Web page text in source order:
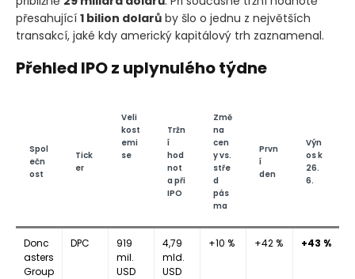
přesahující 1 bilion dolarů by šlo o jednu z největších
transakcí, jaké kdy americký kapitálový trh zaznamenal.
Přehled IPO z uplynulého týdne
Spol
ečn
ost
Tick
er
Veli
kost
emi
se
Tržn
í
hod
not
a při
IPO
Změ
na
cen
y vs.
stře
d
pás
ma
Prvn
í
den
Výn
os k
26.
6.
Donc
asters
Group
DPC
919
mil.
USD
4,79
mld.
USD
+10 % +42 % +43 %